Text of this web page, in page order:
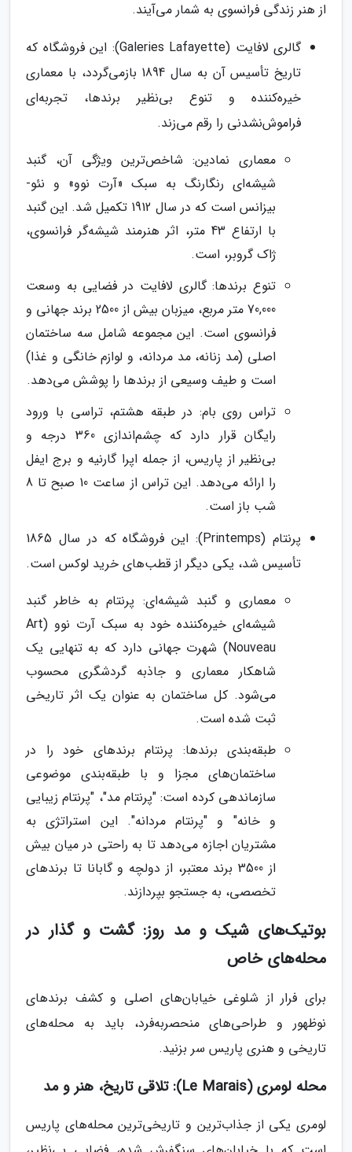
از هنر زندگی فرانسوی به شمار می‌آیند.
گالری لافایت (Galeries Lafayette): این فروشگاه که
تاریخ تأسیس آن به سال 1894 بازمی‌گردد، با معماری
خیره‌کننده و تنوع بی‌نظیر برندها، تجربه‌ای
فراموش‌نشدنی را رقم می‌زند.
معماری نمادین: شاخص‌ترین ویژگی آن، گنبد
شیشه‌ای رنگارنگ به سبک «آرت نوو» و نئو-
بیزانس است که در سال 1912 تکمیل شد. این گنبد
با ارتفاع 43 متر، اثر هنرمند شیشه‌گر فرانسوی،
ژاک گروبر، است.
تنوع برندها: گالری لافایت در فضایی به وسعت
70,000 متر مربع، میزبان بیش از 2500 برند جهانی و
فرانسوی است. این مجموعه شامل سه ساختمان
اصلی (مد زنانه، مد مردانه، و لوازم خانگی و غذا)
است و طیف وسیعی از برندها را پوشش می‌دهد.
تراس روی بام: در طبقه هشتم، تراسی با ورود
رایگان قرار دارد که چشم‌اندازی 360 درجه و
بی‌نظیر از پاریس، از جمله اپرا گارنیه و برج ایفل
را ارائه می‌دهد. این تراس از ساعت 10 صبح تا 8
شب باز است.
پرنتام (Printemps): این فروشگاه که در سال 1865
تأسیس شد، یکی دیگر از قطب‌های خرید لوکس است.
معماری و گنبد شیشه‌ای: پرنتام به خاطر گنبد
شیشه‌ای خیره‌کننده خود به سبک آرت نوو (Art
Nouveau) شهرت جهانی دارد که به تنهایی یک
شاهکار معماری و جاذبه گردشگری محسوب
می‌شود. کل ساختمان به عنوان یک اثر تاریخی
ثبت شده است.
طبقه‌بندی برندها: پرنتام برندهای خود را در
ساختمان‌های مجزا و با طبقه‌بندی موضوعی
سازماندهی کرده است: "پرنتام مد"، "پرنتام زیبایی
و خانه" و "پرنتام مردانه". این استراتژی به
مشتریان اجازه می‌دهد تا به راحتی در میان بیش
از 3500 برند معتبر، از دولچه و گابانا تا برندهای
تخصصی، به جستجو بپردازند.
بوتیک‌های شیک و مد روز: گشت و گذار در
محله‌های خاص
برای فرار از شلوغی خیابان‌های اصلی و کشف برندهای
نوظهور و طراحی‌های منحصربه‌فرد، باید به محله‌های
تاریخی و هنری پاریس سر بزنید.
محله لومری (Le Marais): تلاقی تاریخ، هنر و مد
لومری یکی از جذاب‌ترین و تاریخی‌ترین محله‌های پاریس